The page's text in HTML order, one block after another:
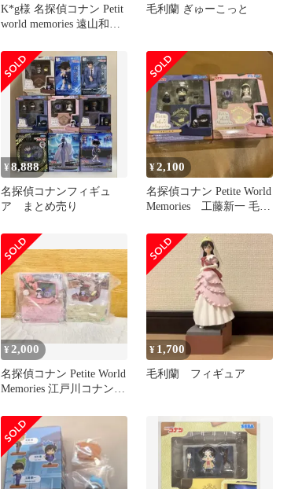
K*g様 名探偵コナン Petit
world memories 遠山和葉
毛利蘭 ぎゅーこっと
¥8,888
名探偵コナンフィギュ
ア まとめ売り
¥2,100
名探偵コナン Petite World
Memories 工藤新一 毛利
¥ 2,000
名探偵コナン Petite World
Memories 江戸川コナン
¥ 1,700
毛利蘭 フィギュア